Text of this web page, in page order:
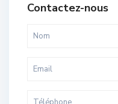
Contactez-nous